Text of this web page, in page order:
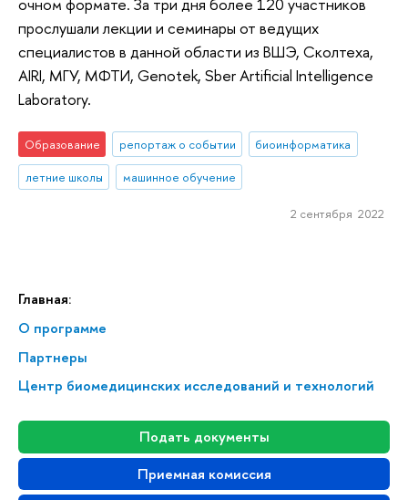
Главная:
О программе
Партнеры
Центр биомедицинских исследований и технологий
Подать документы
Приемная комиссия
очном формате. За три дня более 120 участников
прослушали лекции и семинары от ведущих
специалистов в данной области из ВШЭ, Сколтеха,
AIRI, МГУ, МФТИ, Genotek, Sber Artificial Intelligence
Laboratory.
Образование репортаж о событии
биоинформатика
летние школы
машинное обучение
2 сентября 2022